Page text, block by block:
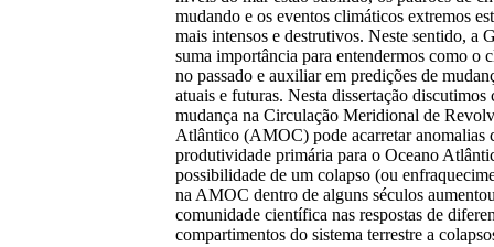
mudando e os eventos climáticos extremos
mais intensos e destrutivos. Neste sentido, a
suma importância para entendermos como o
no passado e auxiliar em predições de
atuais e futuras. Nesta dissertação discutimos
mudança na Circulação Meridional de
Atlântico (AMOC) pode acarretar anomalias
produtividade primária para o Oceano
possibilidade de um colapso (ou
na AMOC dentro de alguns séculos
comunidade científica nas respostas de
compartimentos do sistema terrestre a